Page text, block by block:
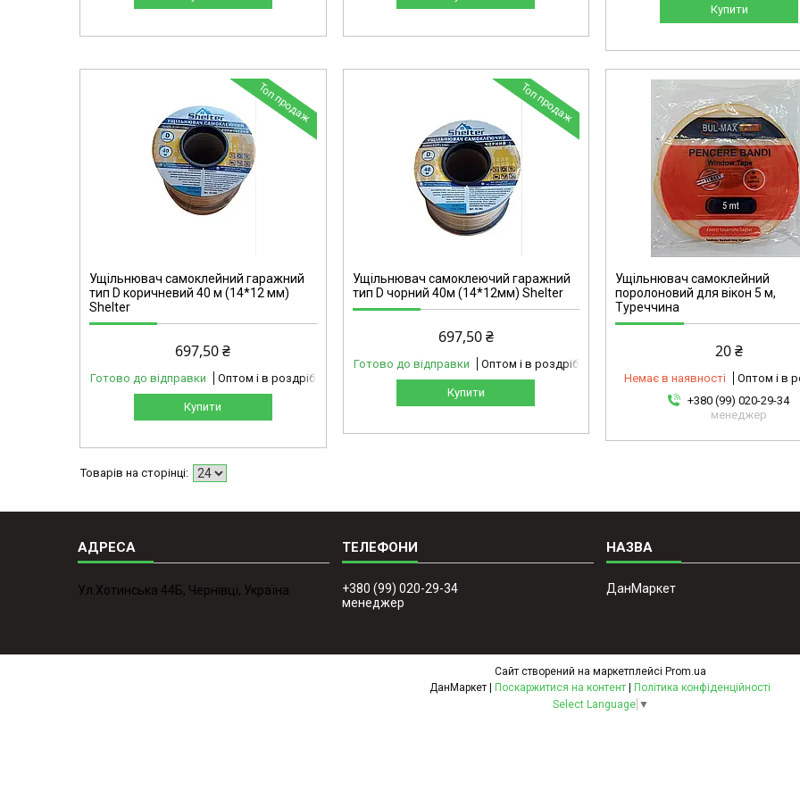
Купити
Топ продаж
Ущільнювач самоклейний гаражний
тип D коричневий 40 м (14*12 мм)
Shelter
697,50 ₴
Готово до відправки Оптом і в роздріб
Купити
Топ продаж
Ущільнювач самоклеючий гаражний
тип D чорний 40м (14*12мм) Shelter
697,50 ₴
Готово до відправки Оптом і в роздріб
Купити
IVpol1
Ущільнювач самоклейний
поролоновий для вікон 5 м,
Туреччина
20 ₴
Немає в наявності
Оптом і в
+380 (99) 020-29-34
менеджер
Ул.Хотинська 44Б, Чернівці, Україна
+380 (99) 020-29-34
менеджер
ДанМаркет
Сайт створений на маркетплейсі Prom.ua
Поскаржитися на контент
Політика конфіденційності
Select Language ▼